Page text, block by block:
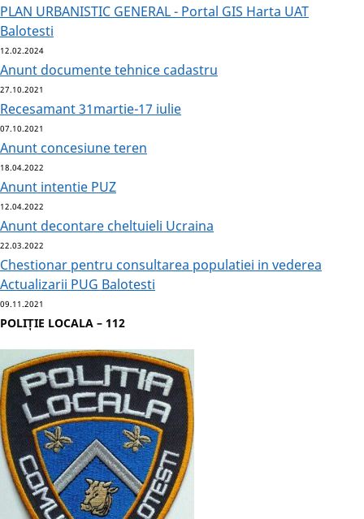
PLAN URBANISTIC GENERAL - Portal GIS Harta UAT
Balotesti
12.02.2024
Anunt documente tehnice cadastru
27.10.2021
Recesamant 31martie-17 iulie
07.10.2021
Anunt concesiune teren
18.04.2022
Anunt intentie PUZ
12.04.2022
Anunt decontare cheltuieli Ucraina
22.03.2022
Chestionar pentru consultarea populatiei in vederea
Actualizarii PUG Balotesti
09.11.2021
POLIȚIE LOCALA – 112